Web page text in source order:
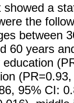
a
the
between
60 years
95% CI: